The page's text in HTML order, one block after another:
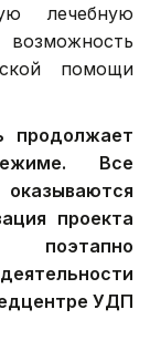
лечебную
помощи
продолжает
Все
проекта
УДП